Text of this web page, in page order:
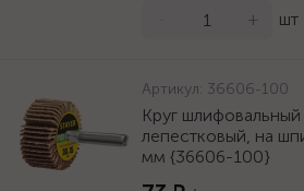
+ шт
Артикул: 36606-100
Круг шлифовальный
лепестковый, на
мм {36606-100}